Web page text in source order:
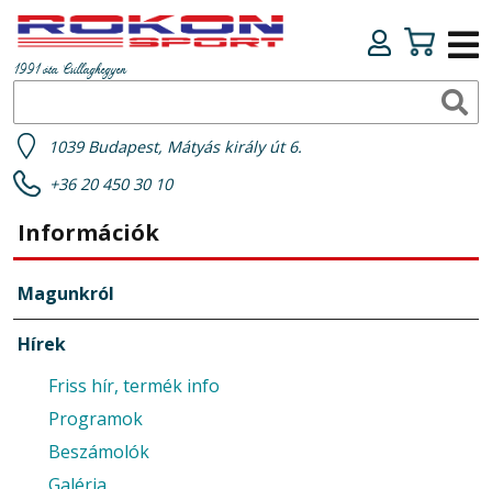
1991 óta Csillaghegyen
1039 Budapest, Mátyás király út 6.
+36 20 450 30 10
Információk
Magunkról
Hírek
Friss hír, termék info
Programok
Beszámolók